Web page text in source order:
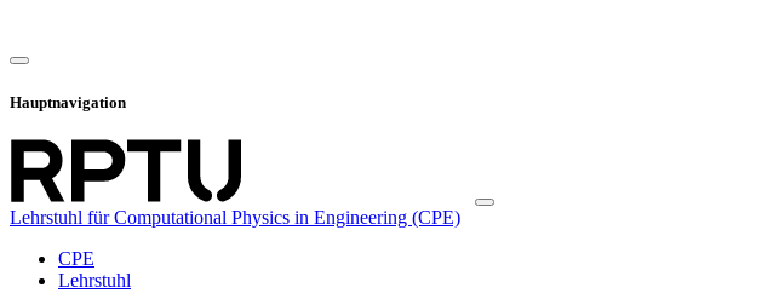
Hauptnavigation
Lehrstuhl für Computational Physics in Engineering (CPE)
CPE
Lehrstuhl